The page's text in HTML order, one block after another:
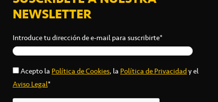
NEWSLETTER
Introduce tu dirección de e-mail para suscribirte*
Acepto laPolítica de Cookies, laPolítica de Privacidady el
Aviso Legal*